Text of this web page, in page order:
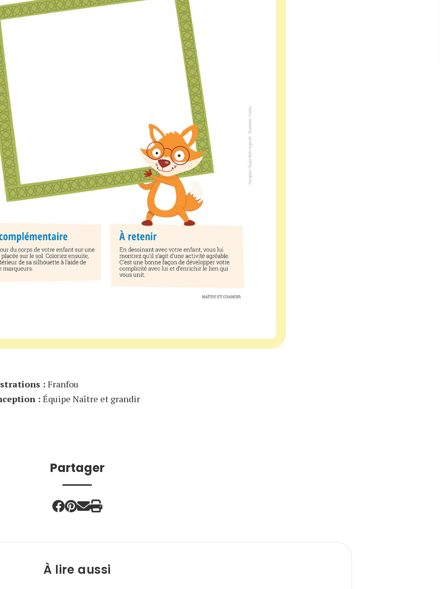
: Franfou
: Équipe Naître et grandir
Partager
À lire aussi